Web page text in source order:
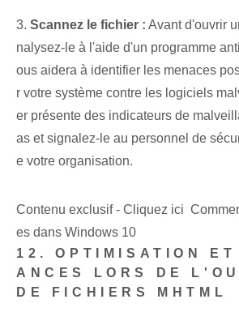
3. Scannez le fichier : Avant d'ouvrir
nalysez-le à l'aide d'un programme
ous aidera à identifier les menaces
r votre système contre les logiciels
er présente des indicateurs de
as et signalez-le au personnel de
e votre organisation.
Contenu exclusif - Cliquez ici
es dans Windows 10
12. OPTIMISATION ET
ANCES LORS DE
DE FICHIERS MHTML